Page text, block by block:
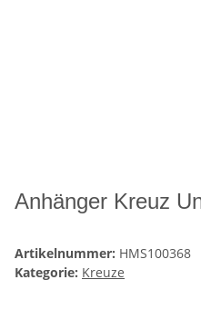
Anhänger Kreuz
Artikelnummer: HMS100368
Kategorie: Kreuze